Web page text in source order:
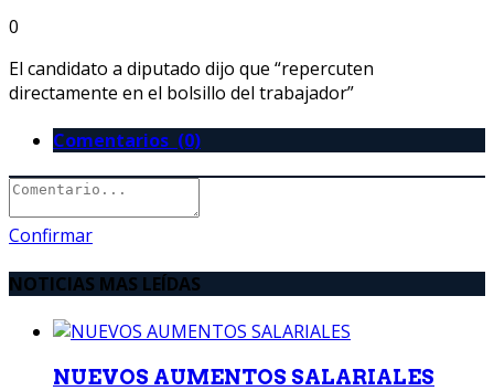
0
El candidato a diputado dijo que “repercuten
directamente en el bolsillo del trabajador”
Comentarios (0)
Confirmar
NOTICIAS MAS LEÍDAS
NUEVOS AUMENTOS SALARIALES